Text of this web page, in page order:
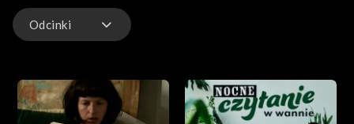
Odcinki